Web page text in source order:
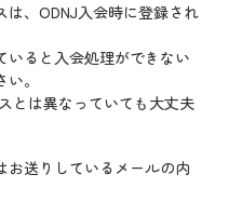
は、ODNJ入会時に登録され
いると入会処理ができない
。
とは異なっていても大丈夫
お送りしているメールの内